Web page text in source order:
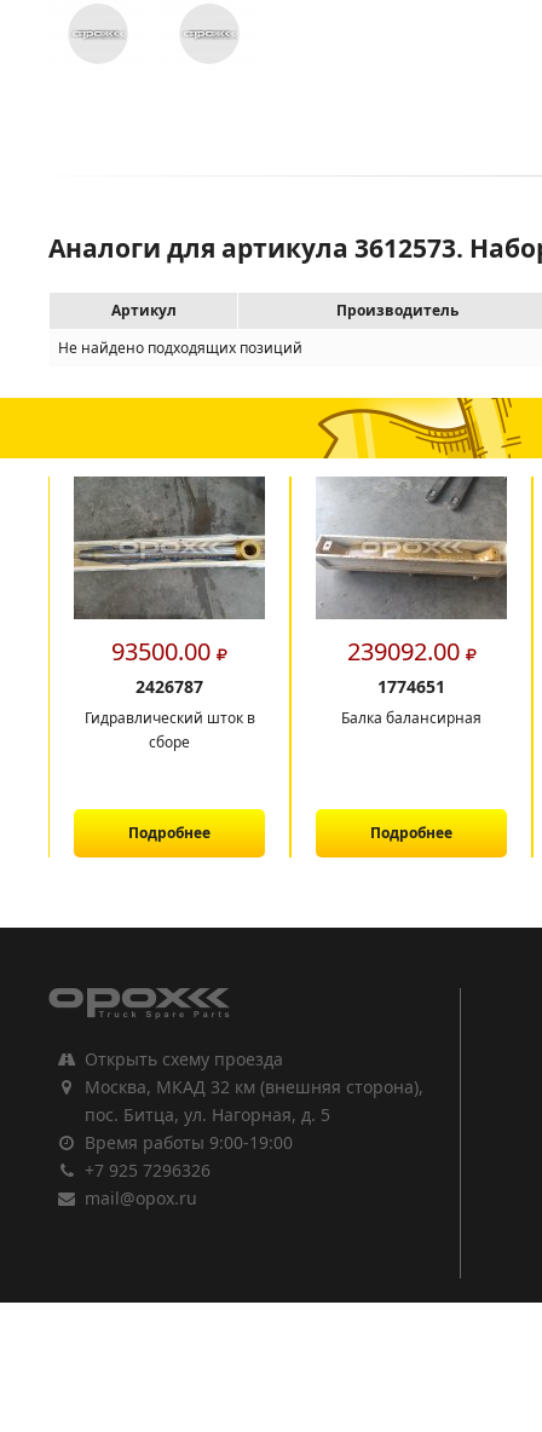
Аналоги для артикула 3612573.
Артикул
Производитель
Не найдено подходящих позиций
93500.00
2426787
Гидравлический шток в
сборе
Подробнее
239092.00
1774651
Балка балансирная
Подробнее
Открыть схему проезда
Москва, МКАД 32 км (внешняя сторона),
пос. Битца, ул. Нагорная, д. 5
Время работы 9:00-19:00
+7 925 7296326
mail@opox.ru